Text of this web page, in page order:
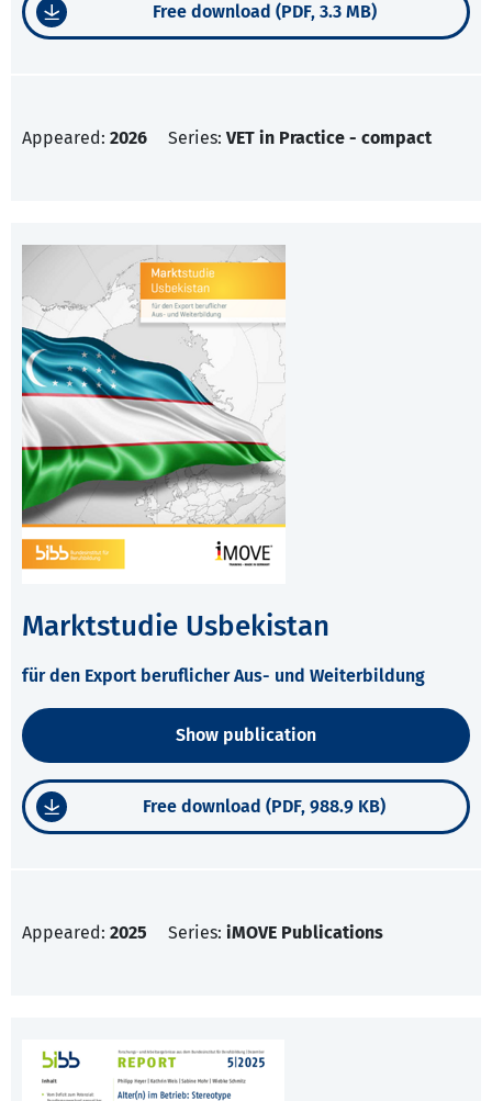
Free download (PDF, 3.3 MB)
Appeared: 2026 Series: VET in Practice - compact
Marktstudie Usbekistan
für den Export beruflicher Aus- und Weiterbildung
Show publication
Free download (PDF, 988.9 KB)
Appeared: 2025 Series: iMOVE Publications